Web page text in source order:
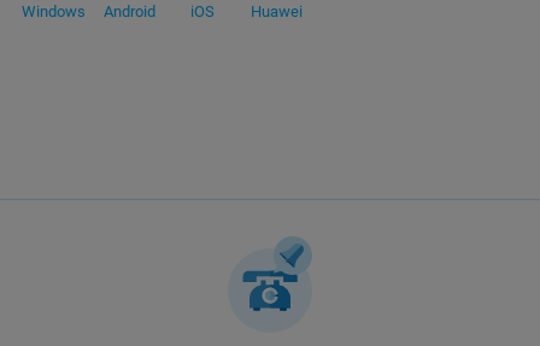
Windows Android iOS Huawei